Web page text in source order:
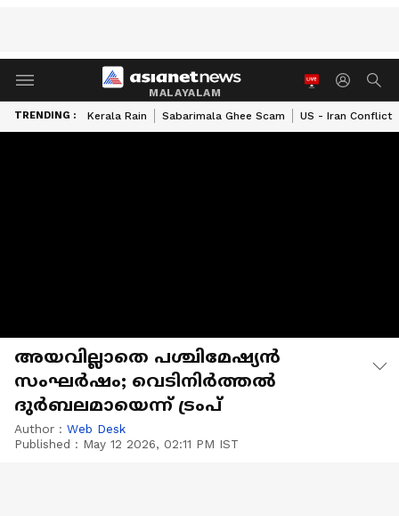
MALAYALAM
TRENDING : Kerala Rain Sabarimala Ghee Scam US - Iran Conflict
അയവില്ലാതെ പശ്ചിമേഷ്യൻ
സംഘർഷം; വെടിനിർത്തൽ
ദുർബലമായെന്ന് ട്രംപ്
Author : Web Desk
Published : May 12 2026, 02:11 PM IST